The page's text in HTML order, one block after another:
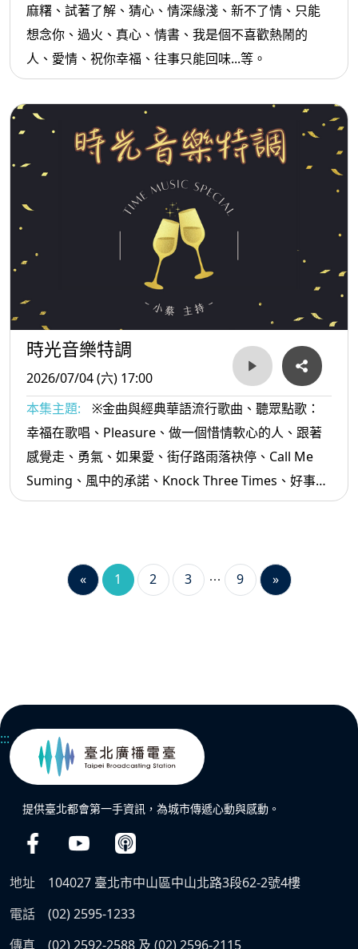
麻糬、試著了解、猜心、情深緣淺、新不了情、只能
想念你、過火、真心、情書、我是個不喜歡熱鬧的
人、愛情、祝你幸福、往事只能回味...等。
時光音樂特調
2026/07/04 (六) 17:00
本集主題:
※金曲與經典華語流行歌曲、聽眾點歌：
幸福在歌唱、Pleasure、做一個惜情軟心的人、跟著
感覺走、勇氣、如果愛、街仔路雨落袂停、Call Me
Suming、風中的承諾、Knock Three Times、好事雙
雙、喝酒講酒話、足芳足芳...等。
« 1 2 3 9 »
:::
提供臺北都會第一手資訊，為城市傳遞心動與感動。
地址
104027 臺北市中山區中山北路3段62-2號4樓
電話
(02) 2595-1233
傳真
(02) 2592-2588 及 (02) 2596-2115